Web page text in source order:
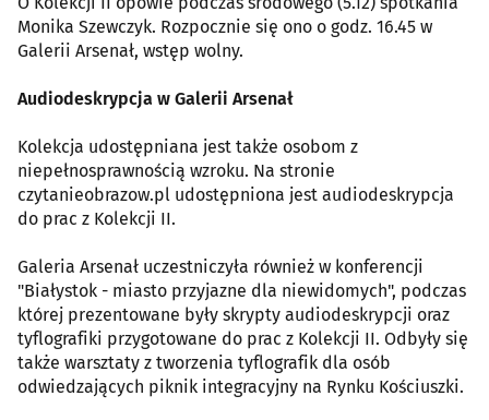
Monika Szewczyk. Rozpocznie się ono o godz. 16.45 w
Galerii Arsenał, wstęp wolny.
Audiodeskrypcja w Galerii Arsenał
Kolekcja udostępniana jest także osobom z
niepełnosprawnością wzroku. Na stronie
czytanieobrazow.pl udostępniona jest audiodeskrypcja
do prac z Kolekcji II.
Galeria Arsenał uczestniczyła również w konferencji
"Białystok - miasto przyjazne dla niewidomych", podczas
której prezentowane były skrypty audiodeskrypcji oraz
tyflografiki przygotowane do prac z Kolekcji II. Odbyły się
także warsztaty z tworzenia tyflografik dla osób
odwiedzających piknik integracyjny na Rynku Kościuszki.